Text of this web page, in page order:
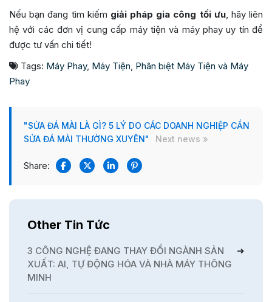
Nếu bạn đang tìm kiếm giải pháp gia công tối ưu, hãy liên
hệ với các đơn vị cung cấp máy tiện và máy phay uy tín để
được tư vấn chi tiết!
Tags: Máy Phay, Máy Tiện, Phân biệt Máy Tiện và Máy
Phay
"SỬA ĐÁ MÀI LÀ GÌ? 5 LÝ DO CÁC DOANH NGHIỆP CẦN
SỬA ĐÁ MÀI THƯỜNG XUYÊN"
Next news »
Share:
Other Tin Tức
3 CÔNG NGHỆ ĐANG THAY ĐỔI NGÀNH SẢN
XUẤT: AI, TỰ ĐỘNG HÓA VÀ NHÀ MÁY THÔNG
MINH